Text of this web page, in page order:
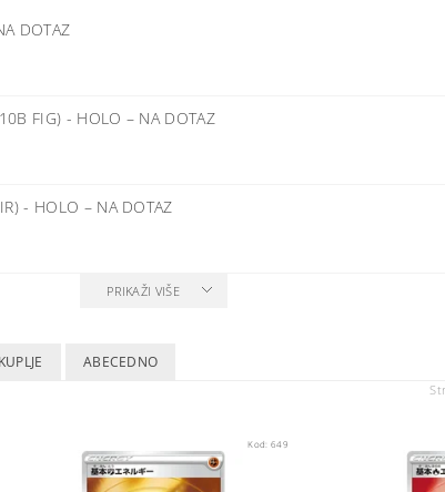
DOTAZ
FIG) - HOLO – NA DOTAZ
- HOLO – NA DOTAZ
PRIKAŽI VIŠE
ABECEDNO
Kod:649